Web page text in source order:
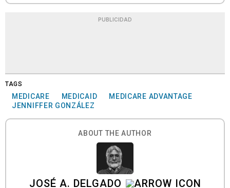
PUBLICIDAD
TAGS
MEDICARE MEDICAID
MEDICARE ADVANTAGE
JENNIFFER GONZÁLEZ
ABOUT THE AUTHOR
JOSÉ A. DELGADO